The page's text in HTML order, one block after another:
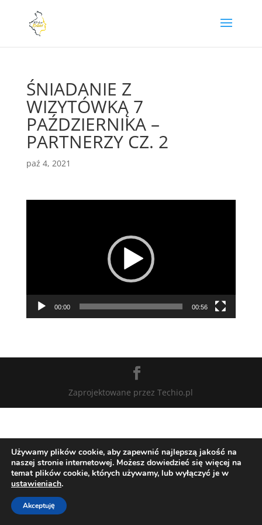
ŚNIADANIE Z
WIZYTÓWKĄ 7
PAŹDZIERNIKA –
PARTNERZY CZ. 2
paź 4, 2021
00:00 00:56
Zaprojektowane przez Techio.pl
Używamy plików cookie, aby zapewnić najlepszą jakość na
naszej stronie internetowej. Możesz dowiedzieć się więcej na
temat plików cookie, których używamy, lub wyłączyć je w
ustawieniach.
Akceptuję